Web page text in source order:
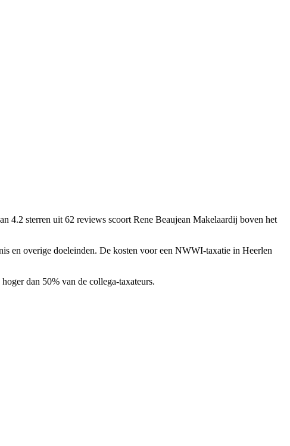
4.2 sterren uit 62 reviews scoort Rene Beaujean Makelaardij boven het
en overige doeleinden. De kosten voor een NWWI-taxatie in Heerlen
dan 50% van de collega-taxateurs.